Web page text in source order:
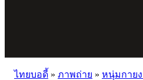
ไทยบอดี้ » ภาพถ่าย » หนุ่มกาย